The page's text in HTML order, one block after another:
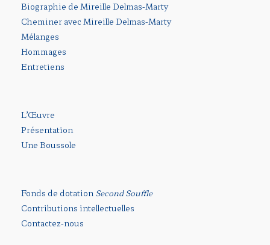
Biographie de Mireille Delmas-Marty
Cheminer avec Mireille Delmas-Marty
Mélanges
Hommages
Entretiens
L’Œuvre
Présentation
Une Boussole
Fonds de dotationSecond Souffle
Contributions intellectuelles
Contactez-nous